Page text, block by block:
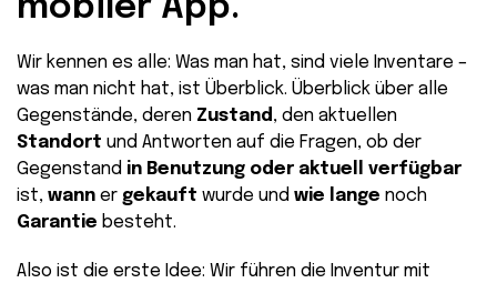
mobiler App.
Wir kennen es alle: Was man hat, sind viele Inventare –
was man nicht hat, ist Überblick. Überblick über alle
Gegenstände, deren Zustand , den aktuellen
Standort und Antworten auf die Fragen, ob der
Gegenstand in Benutzung oder aktuell verfügbar
ist, wann er gekauft wurde und wie lange noch
Garantie besteht.
Also ist die erste Idee: Wir führen die Inventur mit